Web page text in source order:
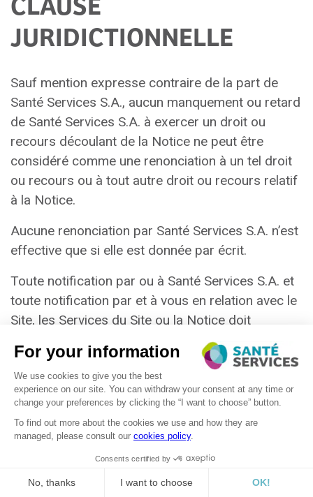
JURIDICTIONNELLE
Sauf mention expresse contraire de la part de
Santé Services S.A., aucun manquement ou retard
de Santé Services S.A. à exercer un droit ou
recours découlant de la Notice ne peut être
considéré comme une renonciation à un tel droit
ou recours ou à tout autre droit ou recours relatif
à la Notice.
Aucune renonciation par Santé Services S.A. n’est
effective que si elle est donnée par écrit.
Toute notification par ou à Santé Services S.A. et
toute notification par et à vous en relation avec le
Site, les Services du Site ou la Notice doit
essentiellement être faite par recours au système
de messagerie mis à disposition sur le Site ou en
envoyant un courrier électronique
àservice.communication@santeservices.lu.
Pareille notification est considérée comme
équivalant à des documents papier, y compris à
des fins de preuve.
L’Utilisateur et Santé Services S.A. peuvent
INNOVATION & INFORMATION LOGISTICS CATERING SERVICE